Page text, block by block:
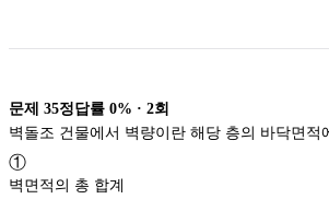
문제 35정답률 0% · 2회
①
벽면적의 총 합계